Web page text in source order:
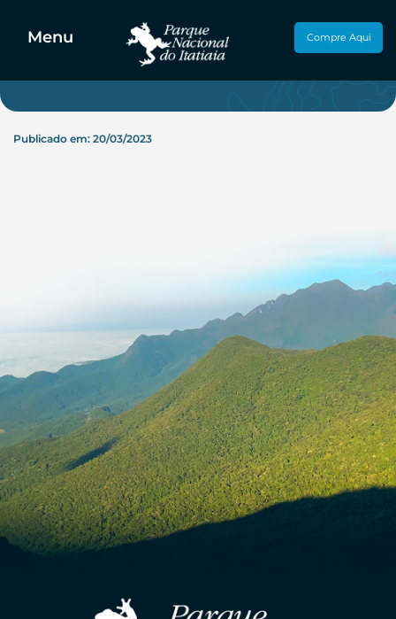
Menu Compre Aqui
Atrativos
Publicado em: 20/03/2023